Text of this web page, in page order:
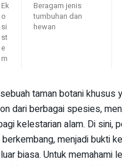
Ek
o
si
st
e
m
Beragam jenis
tumbuhan dan
hewan
taman botani khusus
dari berbagai spesies,
kelestarian alam. Di sini,
menjadi bukti
biasa. Untuk memahami